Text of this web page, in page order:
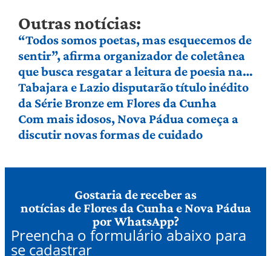
Outras notícias:
“Todos somos poetas, mas esquecemos de
sentir”, afirma organizador de coletânea
que busca resgatar a leitura de poesia na
Serra Gaúcha
Tabajara e Lazio disputarão título inédito
da Série Bronze em Flores da Cunha
Com mais idosos, Nova Pádua começa a
discutir novas formas de cuidado
Gostaria de receber as
notícias de Flores da Cunha e Nova Pádua
por WhatsApp?
Preencha o formulário abaixo para
se cadastrar